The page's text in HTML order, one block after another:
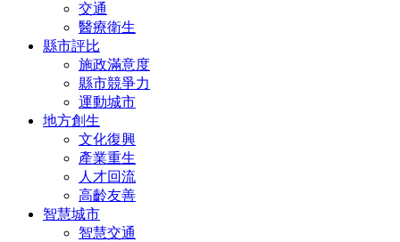
交通
醫療衛生
縣市評比
施政滿意度
縣市競爭力
運動城市
地方創生
文化復興
產業重生
人才回流
高齡友善
智慧城市
智慧交通